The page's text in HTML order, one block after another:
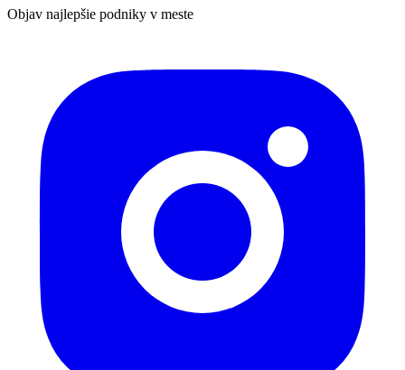
Objav najlepšie podniky v meste